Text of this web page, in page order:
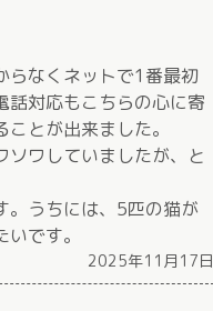
らなくネットで1番最初
話対応もこちらの心に寄
とが出来ました。
ソワしていましたが、と
。うちには、5匹の猫が
です。
2025年11月17日